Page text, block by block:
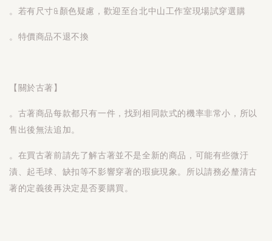
。若有尺寸&顏色疑慮，歡迎至台北中山工作室現場試穿選購
。特價商品不退不換
【關於古著】
。古著商品每款都只有一件，找到相同款式的機率非常小，所以
售出後無法追加。
。在買古著前請先了解古著並不是全新的商品，可能有些微汙
漬、起毛球、缺扣等不影響穿著的瑕疵現象。所以請務必釐清古
著的定義後再決定是否要購買。